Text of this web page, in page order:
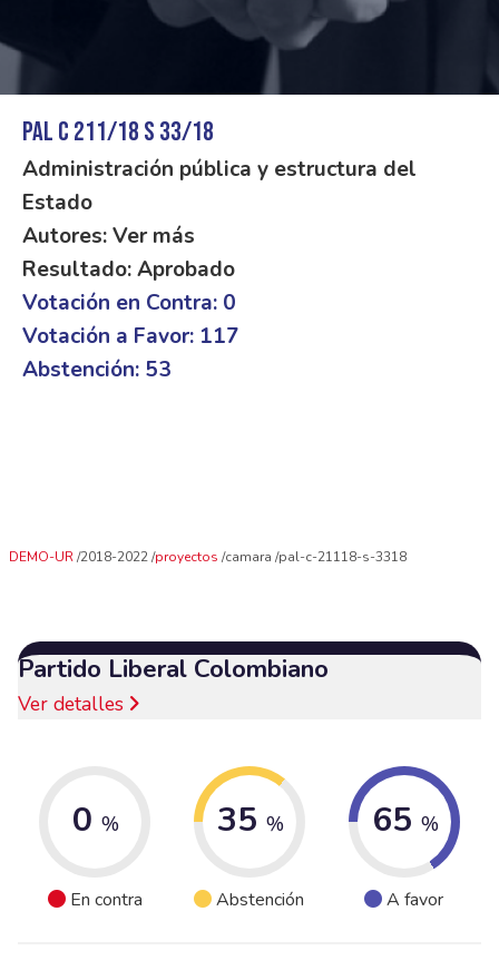
PAL C 211/18 S 33/18
Administración pública y estructura del
Estado
Autores: Ver más
Resultado: Aprobado
Votación en Contra: 0
Votación a Favor: 117
Abstención: 53
DEMO-UR 2018-2022 proyectos camara pal-c-21118-s-3318
Partido Liberal Colombiano
Ver detalles
0 %
En contra
35 %
Abstención
65 %
A favor